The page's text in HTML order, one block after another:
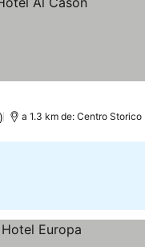
a 1.3 km de: Centro Storico